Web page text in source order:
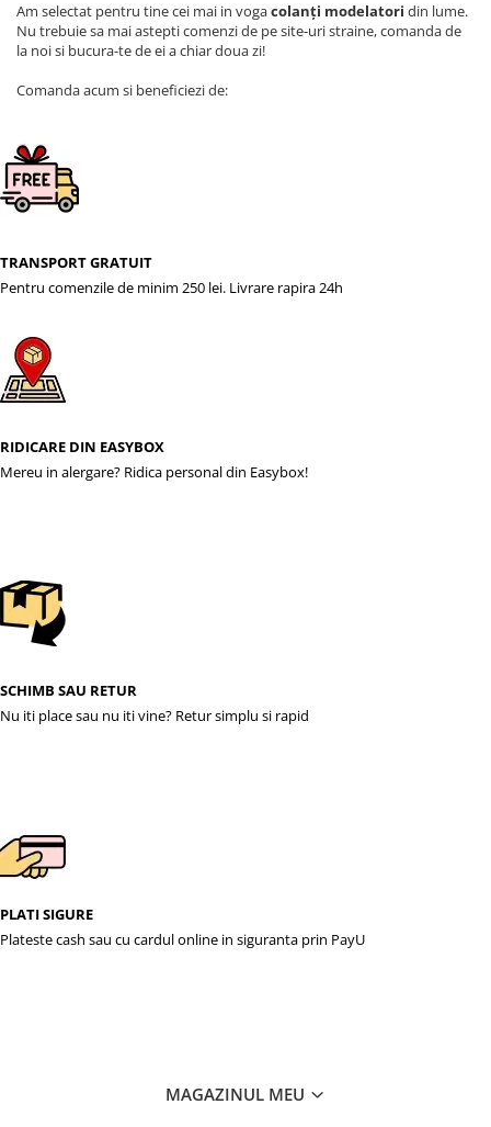
Am selectat pentru tine cei mai in vogacolanți modelatori din lume.
Nu trebuie sa mai astepti comenzi de pe site-uri straine, comanda de
la noi si bucura-te de ei a chiar doua zi!
Comanda acum si beneficiezi de:
TRANSPORT GRATUIT
Pentru comenzile de minim 250 lei. Livrare rapira 24h
RIDICARE DIN EASYBOX
Mereu in alergare? Ridica personal din Easybox!
SCHIMB SAU RETUR
Nu iti place sau nu iti vine? Retur simplu si rapid
PLATI SIGURE
Plateste cash sau cu cardul online in siguranta prin PayU
MAGAZINUL MEU